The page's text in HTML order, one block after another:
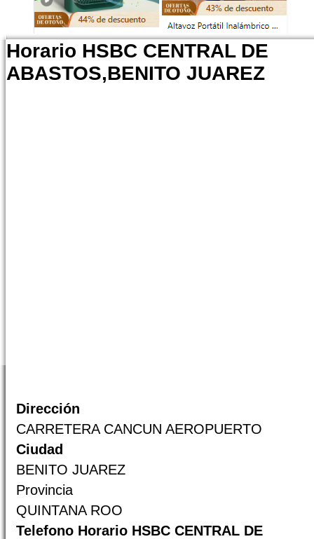
Horario HSBC CENTRAL DE
ABASTOS,BENITO JUAREZ
Dirección
CARRETERA CANCUN AEROPUERTO
Ciudad
BENITO JUAREZ
Provincia
QUINTANA ROO
Telefono Horario HSBC CENTRAL DE